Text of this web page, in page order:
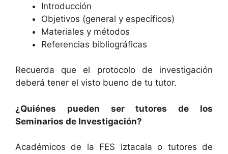
Introducción
Objetivos (general y específicos)
Materiales y métodos
Referencias bibliográficas
Recuerda que el protocolo de investigación
deberá tener el visto bueno de tu tutor.
¿Quiénes pueden ser tutores de los
Seminarios de Investigación?
Académicos de la FES Iztacala o tutores de